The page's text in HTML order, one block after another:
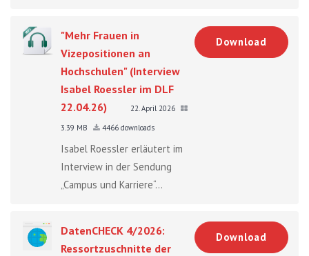
"Mehr Frauen in
Vizepositionen an
Hochschulen" (Interview
Isabel Roessler im DLF
22.04.26)
22. April 2026
3.39 MB
4466 downloads
Isabel Roessler erläutert im
Interview in der Sendung
„Campus und Karriere“...
Download
DatenCHECK 4/2026:
Ressortzuschnitte der
Download